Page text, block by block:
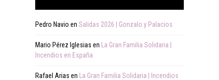
Pedro Navio en Salidas 2026 | Gonzalo y Palacios
Mario Pérez Iglesias en
La Gran Familia Solidaria |
Incendios en España
Rafael Arias en
La Gran Familia Solidaria | Incendios